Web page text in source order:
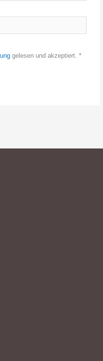
gelesen und akzeptiert. *